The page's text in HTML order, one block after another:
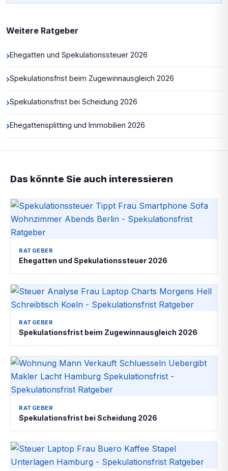
Weitere Ratgeber
›Ehegatten und Spekulationssteuer 2026
›Spekulationsfrist beim Zugewinnausgleich 2026
›Spekulationsfrist bei Scheidung 2026
›Ehegattensplitting und Immobilien 2026
Das könnte Sie auch interessieren
RATGEBER
Ehegatten und Spekulationssteuer 2026
RATGEBER
Spekulationsfrist beim Zugewinnausgleich 2026
RATGEBER
Spekulationsfrist bei Scheidung 2026